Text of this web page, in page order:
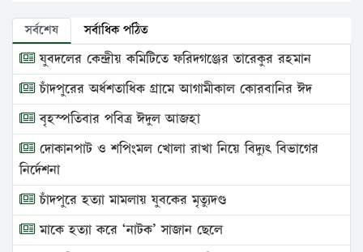
সর্বশেষ সর্বাধিক পঠিত
যুবদলের কেন্দ্রীয় কমিটিতে ফরিদগঞ্জের তারেকুর রহমান
চাঁদপুরের অর্ধশতাধিক গ্রামে আগামীকাল কোরবানির ঈদ
বৃহস্পতিবার পবিত্র ঈদুল আজহা
দোকানপাট ও শপিংমল খোলা রাখা নিয়ে বিদ্যুৎ বিভাগের
নির্দেশনা
চাঁদপুরে হত্যা মামলায় যুবকের মৃত্যুদণ্ড
মাকে হত্যা করে ‘নাটক’ সাজান ছেলে